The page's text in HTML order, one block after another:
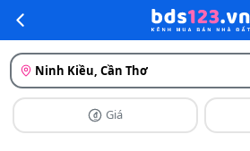
Ninh Kiều, Cần Thơ
Giá